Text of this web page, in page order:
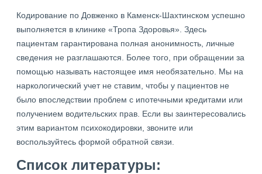
Кодирование по Довженко в Каменск-Шахтинском успешно
выполняется в клинике «Тропа Здоровья». Здесь
пациентам гарантирована полная анонимность, личные
сведения не разглашаются. Более того, при обращении за
помощью называть настоящее имя необязательно. Мы на
наркологический учет не ставим, чтобы у пациентов не
было впоследствии проблем с ипотечными кредитами или
получением водительских прав. Если вы заинтересовались
этим вариантом психокодировки, звоните или
воспользуйтесь формой обратной связи.
Список литературы: